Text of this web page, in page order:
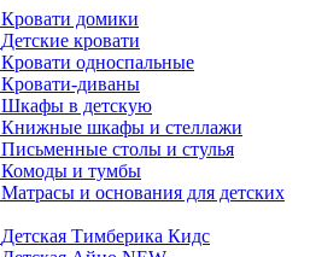
Кровати домики
Детские кровати
Кровати односпальные
Кровати-диваны
Шкафы в детскую
Книжные шкафы и стеллажи
Письменные столы и стулья
Комоды и тумбы
Матрасы и основания для детских
Детская Тимберика Кидс